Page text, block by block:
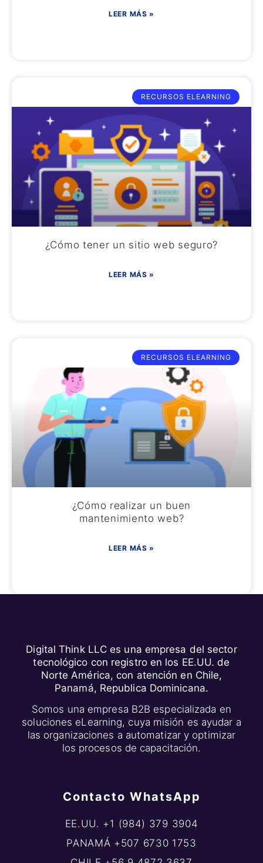
LEER MÁS »
RECURSOS ELEARNING
¿Cómo tener un sitio web seguro?
LEER MÁS »
RECURSOS ELEARNING
¿Cómo realizar un buen
mantenimiento web?
LEER MÁS »
Digital Think LLC es una empresa del sector
tecnológico con registro en los EE.UU. de
Norte América, con atención en Chile,
Panamá, Republica Dominicana.
Somos una empresa B2B especializada en
soluciones eLearning, cuya misión es ayudar a
las organizaciones a automatizar y optimizar
los procesos de capacitación.
Contacto WhatsApp
EE.UU. +1 (984) 379 3904
PANAMÁ +507 6730 1753